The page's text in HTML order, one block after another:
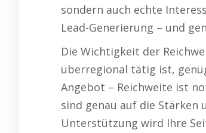
sondern auch echte
Lead-Generierung – und
Die Wichtigkeit der
überregional tätig ist,
Angebot – Reichweite ist
sind genau auf die
Unterstützung wird Ihre